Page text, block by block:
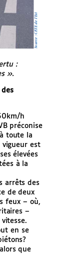
:
».
h
préconise
toute la
est
élevées
à la
arrêts des
de deux
feux – où,
–
en se
que